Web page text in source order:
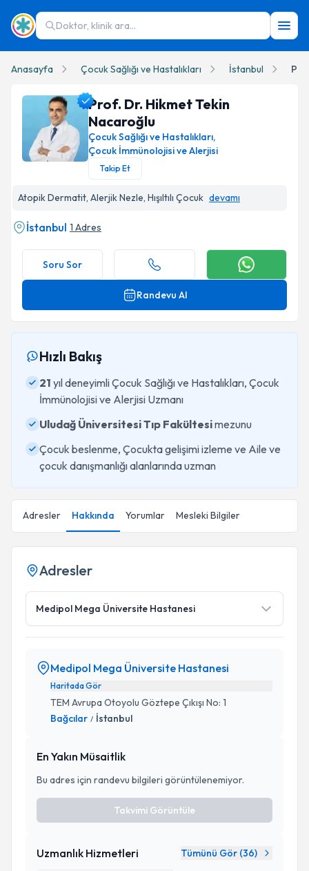
Doktor, klinik ara...
Anasayfa Çocuk Sağlığı ve Hastalıkları İstanbul
Prof. Dr. Hikmet Tekin Nacaroğlu Profil Fotoğrafı
Prof. Dr. Hikmet Tekin
Nacaroğlu
Çocuk Sağlığı ve Hastalıkları,
Çocuk İmmünolojisi ve Alerjisi
Takip Et
Atopik Dermatit, Alerjik Nezle, Hışıltılı Çocuk devamı
İstanbul 1 Adres
Soru Sor
Randevu Al
Hızlı Bakış
21 yıl deneyimli Çocuk Sağlığı ve Hastalıkları, Çocuk
İmmünolojisi ve Alerjisi Uzmanı
Uludağ Üniversitesi Tıp Fakültesimezunu
Çocuk beslenme, Çocukta gelişimi izleme ve Aile ve
çocuk danışmanlığı alanlarında uzman
Adresler Hakkında Yorumlar Mesleki Bilgiler
Adresler
Medipol Mega Üniversite Hastanesi
Medipol Mega Üniversite Hastanesi
Haritada Gör
TEM Avrupa Otoyolu Göztepe Çıkışı No: 1
Bağcılar / İstanbul
En Yakın Müsaitlik
Bu adres için randevu bilgileri görüntülenemiyor.
Takvimi Görüntüle
Uzmanlık Hizmetleri Tümünü Gör (36)